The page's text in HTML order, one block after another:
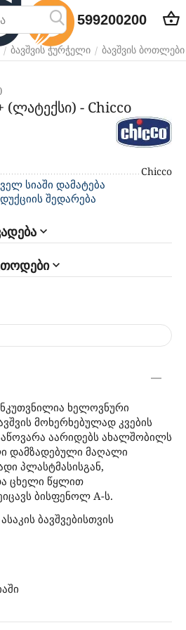
599200200
/ ბავშვის ჭურჭელი / ბავშვის ბოთლები
- Chicco
Chicco
სიაში დამატება
შედარება
ხელოვნური
მოხერხებულად კვების
აარიდებს ახალშობილს
დამზადებული მაღალი
პლასტმასისგან,
ცხელი წყლით
ბისფენოლ A-ს.
ბავშვებისთვის